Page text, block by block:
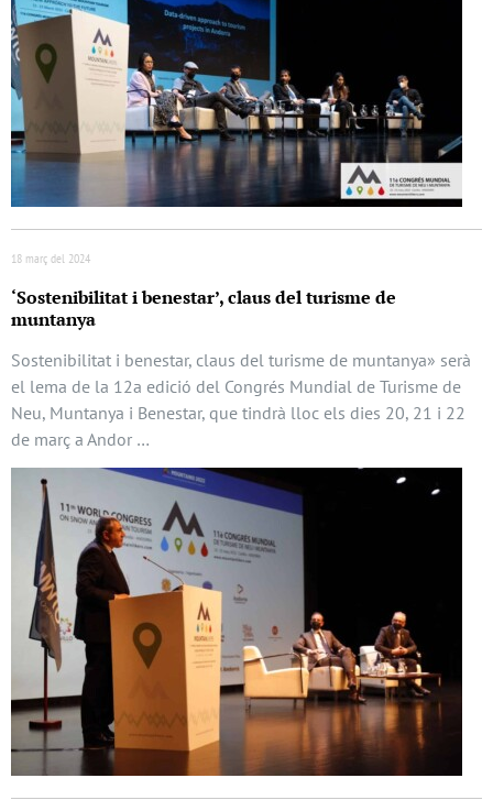
18 març del 2024
‘Sostenibilitat i benestar’, claus del turisme de
muntanya
Sostenibilitat i benestar, claus del turisme de muntanya» serà
el lema de la 12a edició del Congrés Mundial de Turisme de
Neu, Muntanya i Benestar, que tindrà lloc els dies 20, 21 i 22
de març a Andor …